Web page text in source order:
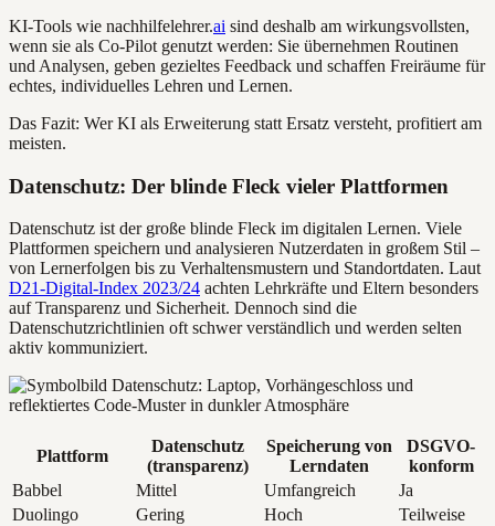
KI-Tools wie nachhilfelehrer.ai sind deshalb am wirkungsvollsten,
wenn sie als Co-Pilot genutzt werden: Sie übernehmen Routinen
und Analysen, geben gezieltes Feedback und schaffen Freiräume für
echtes, individuelles Lehren und Lernen.
Das Fazit: Wer KI als Erweiterung statt Ersatz versteht, profitiert am
meisten.
Datenschutz: Der blinde Fleck vieler Plattformen
Datenschutz ist der große blinde Fleck im digitalen Lernen. Viele
Plattformen speichern und analysieren Nutzerdaten in großem Stil –
von Lernerfolgen bis zu Verhaltensmustern und Standortdaten. Laut
D21-Digital-Index 2023/24 achten Lehrkräfte und Eltern besonders
auf Transparenz und Sicherheit. Dennoch sind die
Datenschutzrichtlinien oft schwer verständlich und werden selten
aktiv kommuniziert.
Plattform
Datenschutz
(transparenz)
Speicherung von
Lerndaten
DSGVO-
konform
Babbel
Mittel Umfangreich
Ja
Duolingo
Gering Hoch
Teilweise